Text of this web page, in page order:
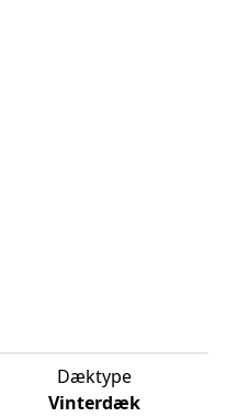
Dæktype
Vinterdæk